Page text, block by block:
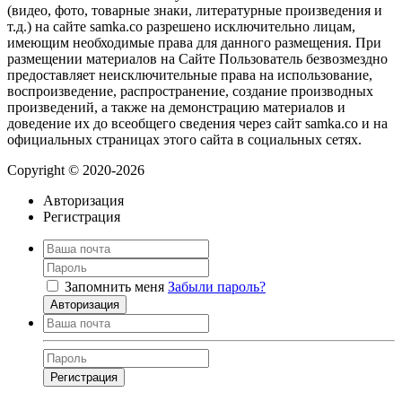
(видео, фото, товарные знаки, литературные произведения и
т.д.) на сайте samka.co разрешено исключительно лицам,
имеющим необходимые права для данного размещения. При
размещении материалов на Сайте Пользователь безвозмездно
предоставляет неисключительные права на использование,
воспроизведение, распространение, создание производных
произведений, а также на демонстрацию материалов и
доведение их до всеобщего сведения через сайт samka.co и на
официальных страницах этого сайта в социальных сетях.
Copyright © 2020-2026
Авторизация
Регистрация
Запомнить меня Забыли пароль?
Авторизация
Регистрация